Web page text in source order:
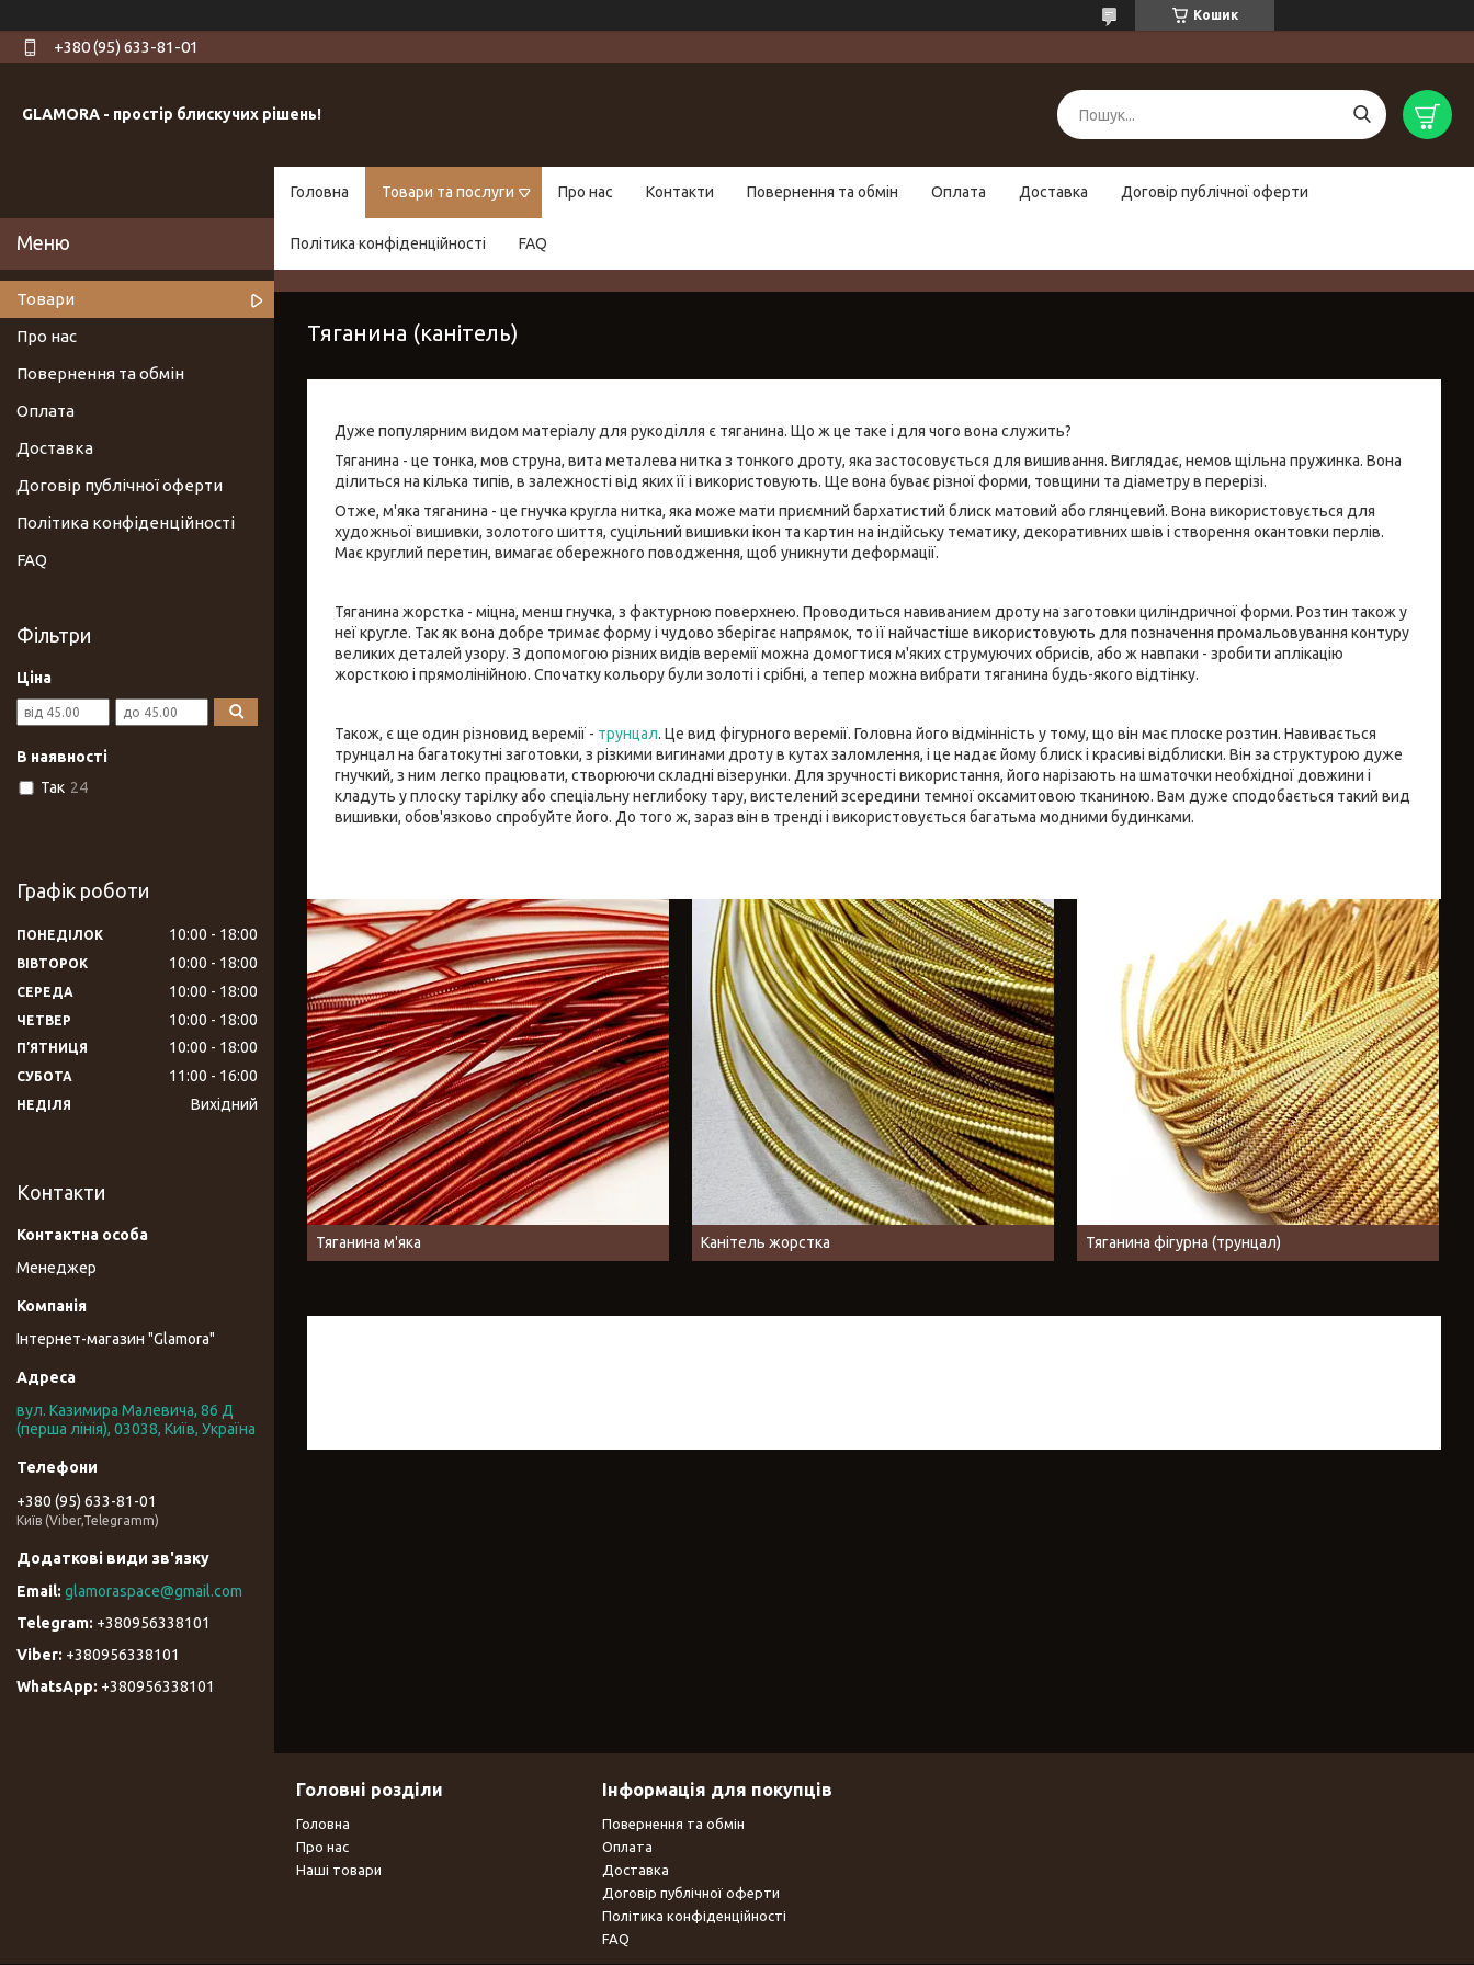
Кошик
+380 (95) 633-81-01
GLAMORA - простір блискучих рішень!
Головна Товари та послуги Про нас Контакти Повернення та обмін Оплата Доставка Договір публічної оферти
Політика конфіденційності FAQ
Тяганина (канітель)
Дуже популярним видом матеріалу для рукоділля є тяганина. Що ж це таке і для чого вона служить?
Тяганина - це тонка, мов струна, вита металева нитка з тонкого дроту, яка застосовується для вишивання. Виглядає, немов щільна пружинка. Вона
ділиться на кілька типів, в залежності від яких її і використовують. Ще вона буває різної форми, товщини та діаметру в перерізі.
Отже, м'яка тяганина - це гнучка кругла нитка, яка може мати приємний бархатистий блиск матовий або глянцевий. Вона використовується для
художньої вишивки, золотого шиття, суцільний вишивки ікон та картин на індійську тематику, декоративних швів і створення окантовки перлів.
Має круглий перетин, вимагає обережного поводження, щоб уникнути деформації.
Тяганина жорстка - міцна, менш гнучка, з фактурною поверхнею. Проводиться навиванием дроту на заготовки циліндричної форми. Розтин також у
неї кругле. Так як вона добре тримає форму і чудово зберігає напрямок, то її найчастіше використовують для позначення промальовування контуру
великих деталей узору. З допомогою різних видів веремії можна домогтися м'яких струмуючих обрисів, або ж навпаки - зробити аплікацію
жорсткою і прямолінійною. Спочатку кольору були золоті і срібні, а тепер можна вибрати тяганина будь-якого відтінку.
Також, є ще один різновид веремії - трунцал. Це вид фігурного веремії. Головна його відмінність у тому, що він має плоске розтин. Навивається
трунцал на багатокутні заготовки, з різкими вигинами дроту в кутах заломлення, і це надає йому блиск і красиві відблиски. Він за структурою дуже
гнучкий, з ним легко працювати, створюючи складні візерунки. Для зручності використання, його нарізають на шматочки необхідної довжини і
кладуть у плоску тарілку або спеціальну неглибоку тару, вистелений зсередини темної оксамитовою тканиною. Вам дуже сподобається такий вид
вишивки, обов'язково спробуйте його. До того ж, зараз він в тренді і використовується багатьма модними будинками.
Тяганина м'яка Канітель жорстка Тяганина фігурна (трунцал)
Товари
Про нас
Повернення та обмін
Оплата
Доставка
Договір публічної оферти
Політика конфіденційності
FAQ
Фільтри
Ціна
В наявності
Так 24
Графік роботи
ПОНЕДІЛОК 10:00 18:00
ВІВТОРОК 10:00 18:00
СЕРЕДА 10:00 18:00
ЧЕТВЕР 10:00 18:00
ПʼЯТНИЦЯ 10:00 18:00
СУБОТА 11:00 16:00
НЕДІЛЯ Вихідний
Контакти
Менеджер
Інтернет-магазин "Glamora"
вул. Казимира Малевича, 86 Д
(перша лінія), 03038, Київ, Україна
+380 (95) 633-81-01
Київ (Viber,Telegramm)
glamoraspace@gmail.com
+380956338101
+380956338101
+380956338101
Головні розділи
Головна
Про нас
Наші товари
Інформація для покупців
Повернення та обмін
Оплата
Доставка
Договір публічної оферти
Політика конфіденційності
FAQ